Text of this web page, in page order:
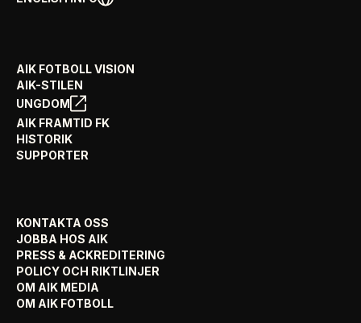
AIK FOTBOLL VISION
AIK-STILEN
UNGDOM
AIK FRAMTID FK
HISTORIK
SUPPORTER
KONTAKTA OSS
JOBBA HOS AIK
PRESS & ACKREDITERING
POLICY OCH RIKTLINJER
OM AIK MEDIA
OM AIK FOTBOLL